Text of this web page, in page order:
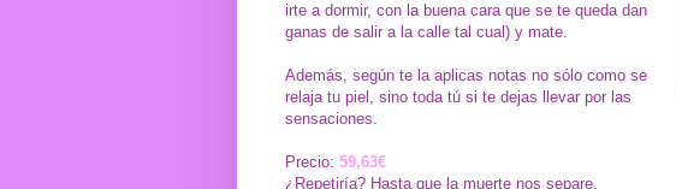
irte a dormir, con la buena cara que se te queda dan
ganas de salir a la calle tal cual) y mate.
Además, según te la aplicas notas no sólo como se
relaja tu piel, sino toda tú si te dejas llevar por las
sensaciones.
Precio: 59,63€
¿Repetiría? Hasta que la muerte nos separe.